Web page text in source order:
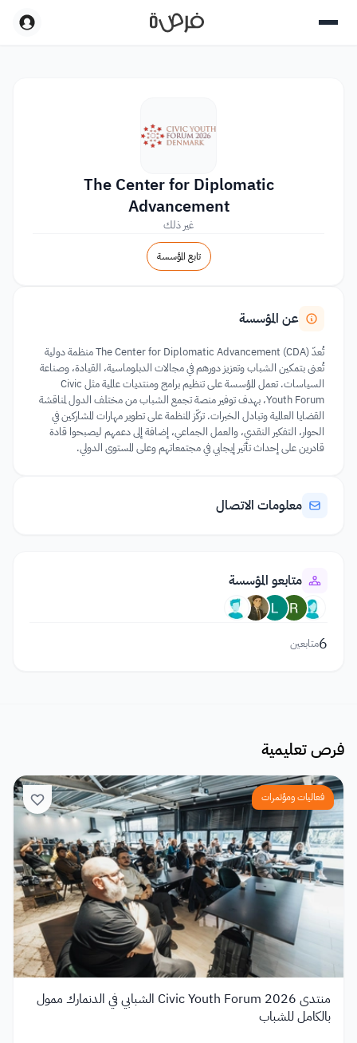
The Center for Diplomatic
Advancement
غير ذلك
تابع المؤسسة
عن المؤسسة
تُعدّ The Center for Diplomatic Advancement (CDA) منظمة دولية
تُعنى بتمكين الشباب وتعزيز دورهم في مجالات الدبلوماسية، القيادة، وصناعة
السياسات. تعمل المؤسسة على تنظيم برامج ومنتديات عالمية مثل Civic
Youth Forum، بهدف توفير منصة تجمع الشباب من مختلف الدول لمناقشة
القضايا العالمية وتبادل الخبرات. تركّز المنظمة على تطوير مهارات المشاركين في
الحوار، التفكير النقدي، والعمل الجماعي، إضافة إلى دعمهم ليصبحوا قادة
قادرين على إحداث تأثير إيجابي في مجتمعاتهم وعلى المستوى الدولي.
معلومات الاتصال
متابعو المؤسسة
6متابعين
فرص تعليمية
فعاليات ومؤتمرات
منتدى Civic Youth Forum 2026 الشبابي في الدنمارك ممول
بالكامل للشباب